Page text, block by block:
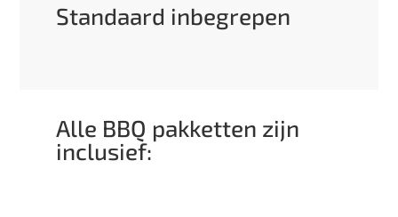
Standaard inbegrepen
Alle BBQ pakketten zijn
inclusief: